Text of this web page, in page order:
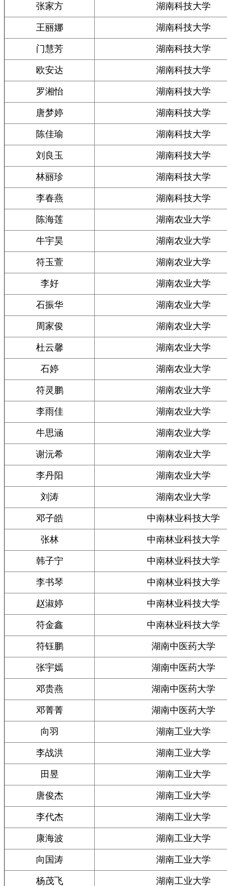
张家方 湖南科技大学
王丽娜 湖南科技大学
门慧芳 湖南科技大学
欧安达 湖南科技大学
罗湘怡 湖南科技大学
唐梦婷 湖南科技大学
陈佳瑜 湖南科技大学
刘良玉 湖南科技大学
林丽珍 湖南科技大学
李春燕 湖南科技大学
陈海莲 湖南农业大学
牛宇昊 湖南农业大学
符玉萱 湖南农业大学
李好 湖南农业大学
石振华 湖南农业大学
周家俊 湖南农业大学
杜云馨 湖南农业大学
石婷 湖南农业大学
符灵鹏 湖南农业大学
李雨佳 湖南农业大学
牛思涵 湖南农业大学
谢沅希 湖南农业大学
李丹阳 湖南农业大学
刘涛 湖南农业大学
邓子皓 中南林业科技大学
张林 中南林业科技大学
韩子宁 中南林业科技大学
李书琴 中南林业科技大学
赵淑婷 中南林业科技大学
符金鑫 中南林业科技大学
符钰鹏 湖南中医药大学
张宇嫣 湖南中医药大学
邓贵燕 湖南中医药大学
邓菁菁 湖南中医药大学
向羽 湖南工业大学
李战洪 湖南工业大学
田昱 湖南工业大学
唐俊杰 湖南工业大学
李代杰 湖南工业大学
康海波 湖南工业大学
向国涛 湖南工业大学
杨茂飞 湖南工业大学